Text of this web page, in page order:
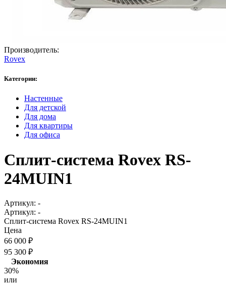
Производитель:
Rovex
Категории:
Настенные
Для детской
Для дома
Для квартиры
Для офиса
Сплит-система Rovex RS-
24MUIN1
Артикул: -
Артикул: -
Сплит-система Rovex RS-24MUIN1
Цена
66 000 ₽
95 300 ₽
Экономия
30%
или